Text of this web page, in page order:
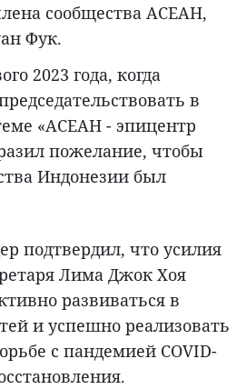
сообщества АСЕАН,
Фук.
2023 года, когда
в
«АСЕАН - эпицентр
пожелание, чтобы
Индонезии был
подтвердил, что усилия
Лима Джок Хоя
развиваться в
и успешно реализовать
с пандемией COVID-